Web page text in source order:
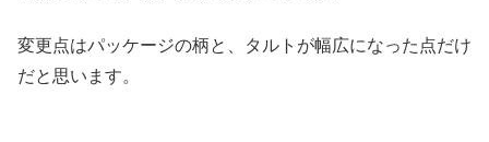
変更点はパッケージの柄と、タルトが幅広になった点だけ
だと思います。